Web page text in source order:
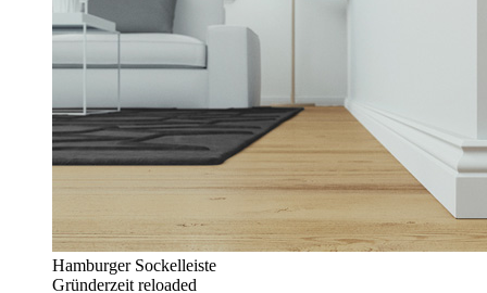
Hamburger Sockelleiste
Gründerzeit reloaded